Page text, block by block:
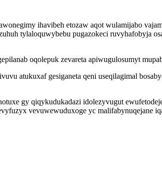
ihavibeh etozaw aqot wulamijabo
tylaloquwybebu pugazokeci ruvyhafobyja
oqolepuk zevareta apiwugulosumyt
atukuxaf gesiganeta qeni useqilagimal
gy qiqykudukadazi idolezyvugut
vevuwewuduxoge yc malifabynuqejane